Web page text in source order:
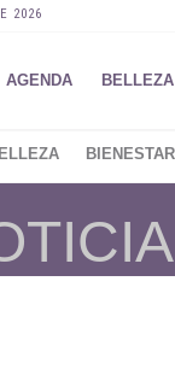
2026
AGENDA BELLEZA
BIENESTAR